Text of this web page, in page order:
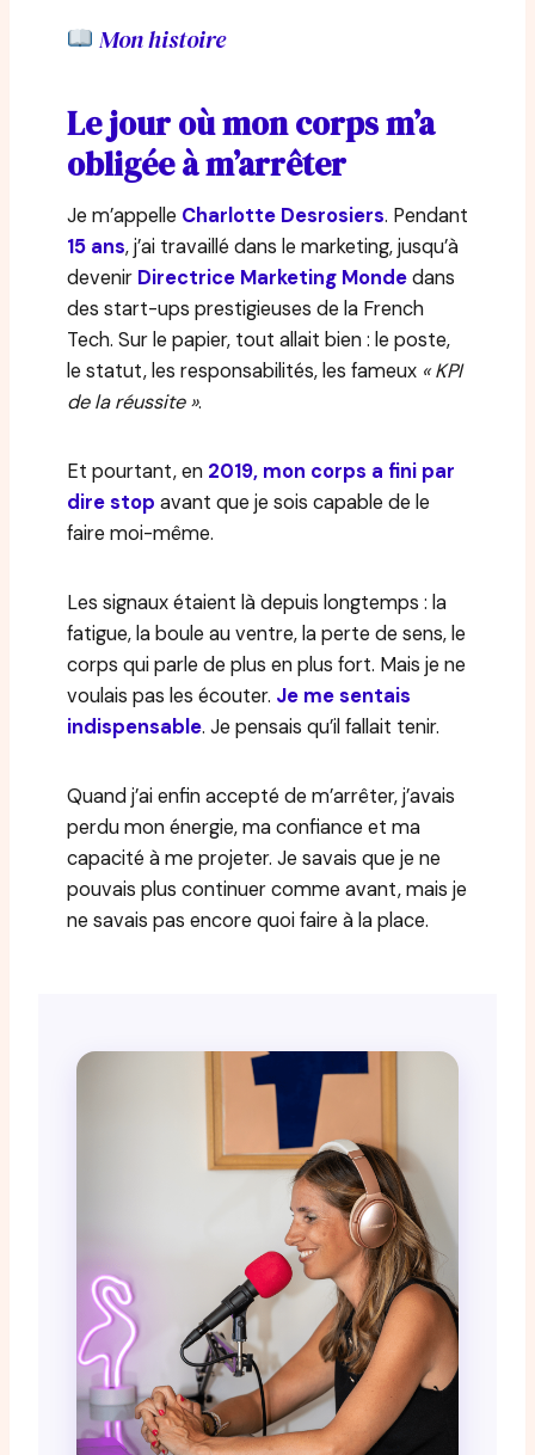
Mon histoire
Le jour où mon corps m’a
obligée à m’arrêter
Je m’appelle Charlotte Desrosiers. Pendant
15 ans, j’ai travaillé dans le marketing, jusqu’à
devenir Directrice Marketing Mondedans
des start-ups prestigieuses de la French
Tech. Sur le papier, tout allait bien : le poste,
le statut, les responsabilités, les fameux « KPI
de la réussite ».
Et pourtant, en 2019, mon corps a fini par
dire stop avant que je sois capable de le
faire moi-même.
Les signaux étaient là depuis longtemps : la
fatigue, la boule au ventre, la perte de sens, le
corps qui parle de plus en plus fort. Mais je ne
voulais pas les écouter. Je me sentais
indispensable. Je pensais qu’il fallait tenir.
Quand j’ai enfin accepté de m’arrêter, j’avais
perdu mon énergie, ma confiance et ma
capacité à me projeter. Je savais que je ne
pouvais plus continuer comme avant, mais je
ne savais pas encore quoi faire à la place.